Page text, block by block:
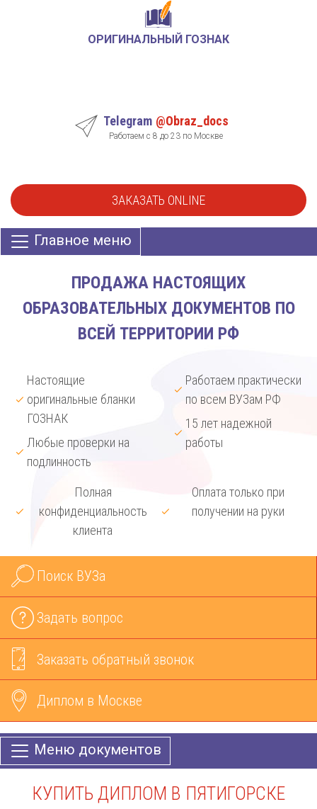
ОРИГИНАЛЬНЫЙ ГОЗНАК
Telegram @Obraz_docs
Работаем с 8 до 23 по Москве
ЗАКАЗАТЬ ONLINE
Главное меню
ПРОДАЖА НАСТОЯЩИХ
ОБРАЗОВАТЕЛЬНЫХ ДОКУМЕНТОВ ПО
ВСЕЙ ТЕРРИТОРИИ РФ
Настоящие
оригинальные бланки
ГОЗНАК
Любые проверки на
подлинность
Работаем практически
по всем ВУЗам РФ
15 лет надежной
работы
Полная
конфиденциальность
клиента
Оплата только при
получении на руки
Поиск ВУЗа
Задать вопрос
Заказать обратный звонок
Диплом в Москве
Меню документов
КУПИТЬ ДИПЛОМ В ПЯТИГОРСКЕ